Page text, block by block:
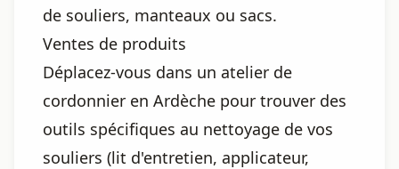
de souliers, manteaux ou sacs.
Ventes de produits
Déplacez-vous dans un atelier de
cordonnier en Ardèche pour trouver des
outils spécifiques au nettoyage de vos
souliers (lit d'entretien, applicateur,